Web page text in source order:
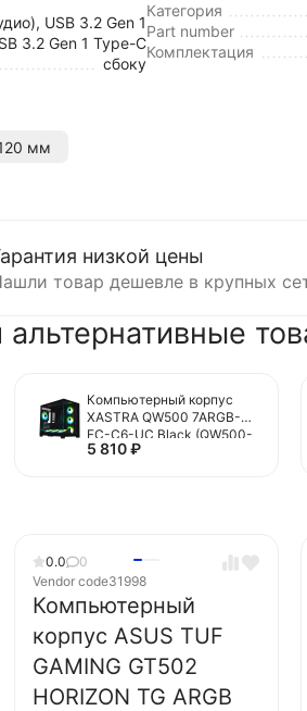
USB 3.2 Gen 1
3.2 Gen 1 Type-C
сбоку
Категория
Part number
Комплектация
мм
низкой цены
товар дешевле в крупных
Компьютерный корпус
XASTRA QW500 7ARGB-
FC-C6-UC Black (QW500-
2FA36A-1FC12-C6-UC)
5 810₽
0.0
0
Vendor code31998
Компьютерный
корпус ASUS TUF
GAMING GT502
HORIZON TG ARGB